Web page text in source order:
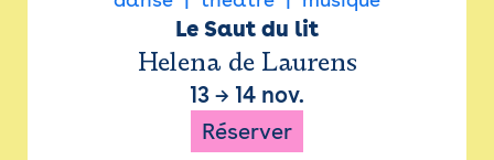
Le Saut du lit
Helena de Laurens
13 → 14 nov.
Réserver